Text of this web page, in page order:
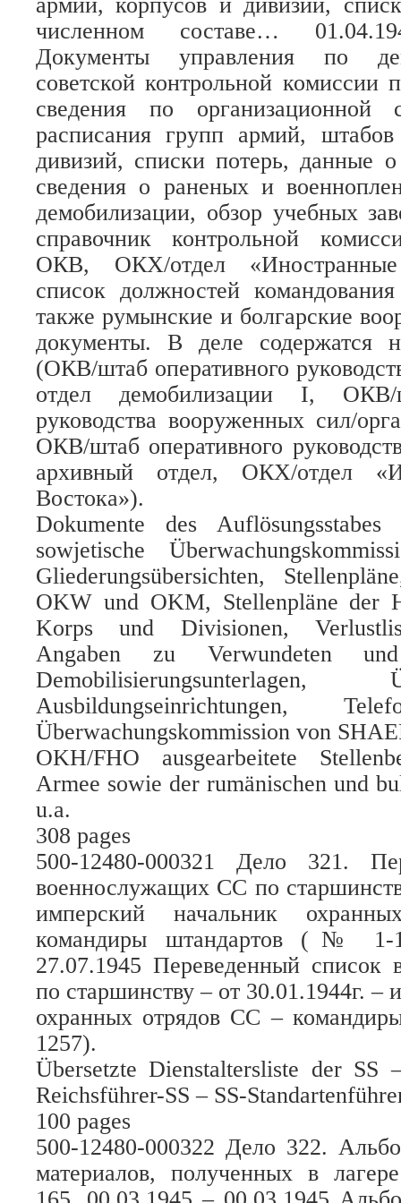
численном составе…
Документы управления по
советской контрольной
сведения по организационной
расписания групп армий,
дивизий, списки потерь, данные
сведения о раненых и
демобилизации, обзор учебных
справочник контрольной
ОКВ, ОКХ/отдел
список должностей
также румынские и болгарские
документы. В деле содержатся
(ОКВ/штаб оперативного
отдел демобилизации I, ОКВ/
руководства вооруженных сил/
ОКВ/штаб оперативного
архивный отдел, ОКХ/отдел
Востока»).
Dokumente des
sowjetische
Gliederungsübersichten,
OKW und OKM, Stellenpläne der
Korps und Divisionen,
Angaben zu Verwundeten und
Ausbildungseinrichtungen,
Überwachungskommission von
OKH/FHO ausgearbeitete
Armee sowie der rumänischen und
u.a.
308 pages
500-12480-000321 Дело 321.
военнослужащих СС по
имперский начальник
командиры штандартов (№ 1-
27.07.1945 Переведенный
по старшинству – от 30.01.1944г. –
охранных отрядов СС –
1257).
Übersetzte Dienstaltersliste der SS
Reichsführer-SS – SS-
100 pages
500-12480-000322 Дело 322.
материалов, полученных в